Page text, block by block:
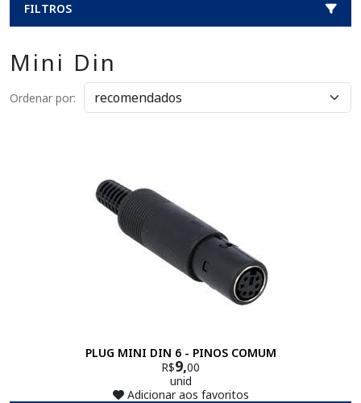
FILTROS
Mini Din
Ordenar por:
PLUG MINI DIN 6 - PINOS COMUM
R$9,00
unid
Adicionar aos favoritos